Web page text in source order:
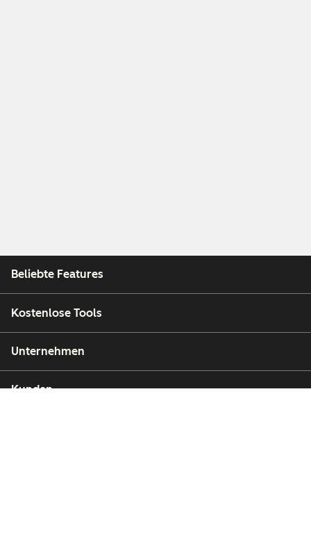
Beliebte Features
Kostenlose Tools
Unternehmen
Kunden